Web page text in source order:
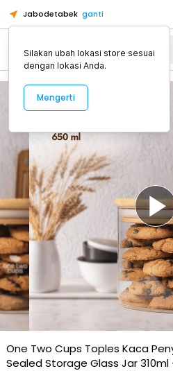
Jabodetabek ganti
Alat Kopi
One Two Cups Toples Kaca
Sealed Storage Glass Jar 310ml
Silakan ubah lokasi store sesuai
dengan lokasi Anda.
Mengerti